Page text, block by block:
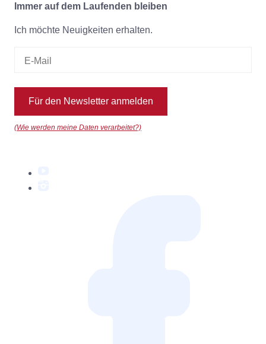
Immer auf dem Laufenden bleiben
Ich möchte Neuigkeiten erhalten.
Für den Newsletter anmelden
(Wie werden meine Daten verarbeitet?)